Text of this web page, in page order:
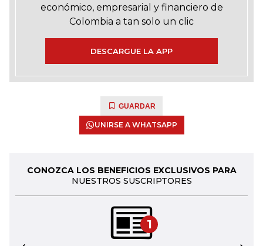
económico, empresarial y financiero de
Colombia a tan solo un clic
DESCARGUE LA APP
GUARDAR
UNIRSE A WHATSAPP
CONOZCA LOS BENEFICIOS EXCLUSIVOS PARA
NUESTROS SUSCRIPTORES
1